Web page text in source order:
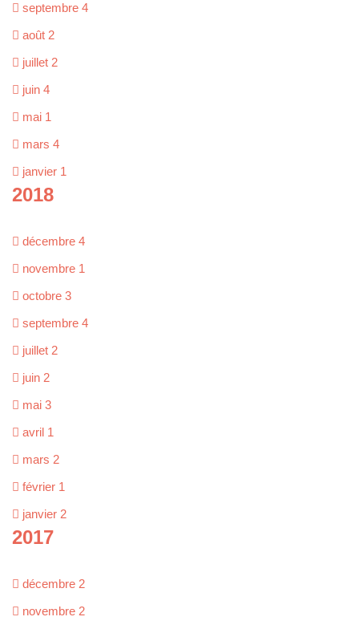
septembre 4
août 2
juillet 2
juin 4
mai 1
mars 4
janvier 1
2018
décembre 4
novembre 1
octobre 3
septembre 4
juillet 2
juin 2
mai 3
avril 1
mars 2
février 1
janvier 2
2017
décembre 2
novembre 2